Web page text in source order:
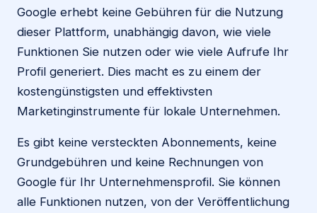
Google erhebt keine Gebühren für die Nutzung
dieser Plattform, unabhängig davon, wie viele
Funktionen Sie nutzen oder wie viele Aufrufe Ihr
Profil generiert. Dies macht es zu einem der
kostengünstigsten und effektivsten
Marketinginstrumente für lokale Unternehmen.
Es gibt keine versteckten Abonnements, keine
Grundgebühren und keine Rechnungen von
Google für Ihr Unternehmensprofil. Sie können
alle Funktionen nutzen, von der Veröffentlichung